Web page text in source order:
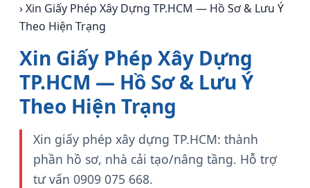
› Xin Giấy Phép Xây Dựng TP.HCM — Hồ Sơ & Lưu Ý
Theo Hiện Trạng
Xin Giấy Phép Xây Dựng
TP.HCM — Hồ Sơ & Lưu Ý
Theo Hiện Trạng
Xin giấy phép xây dựng TP.HCM: thành
phần hồ sơ, nhà cải tạo/nâng tầng. Hỗ trợ
tư vấn 0909 075 668.